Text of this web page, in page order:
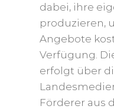
dabei, ihre
produzieren,
Angebote
Verfügung.
erfolgt über
Förderer aus